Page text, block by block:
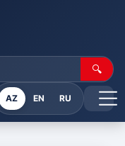
🔍
AZ EN RU